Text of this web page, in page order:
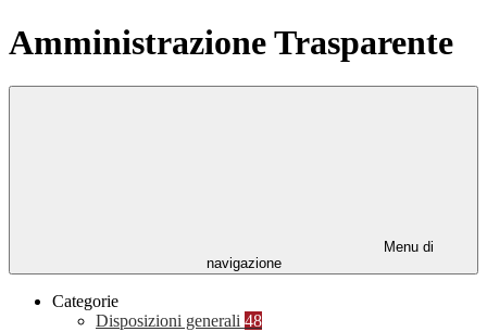
Amministrazione Trasparente
Menu di
navigazione
Categorie
Disposizioni generali 48